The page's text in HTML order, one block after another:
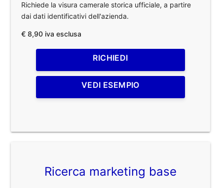
Richiede la visura camerale storica ufficiale, a partire
dai dati identificativi dell'azienda.
€ 8,90 iva esclusa
RICHIEDI
VEDI ESEMPIO
Ricerca marketing base